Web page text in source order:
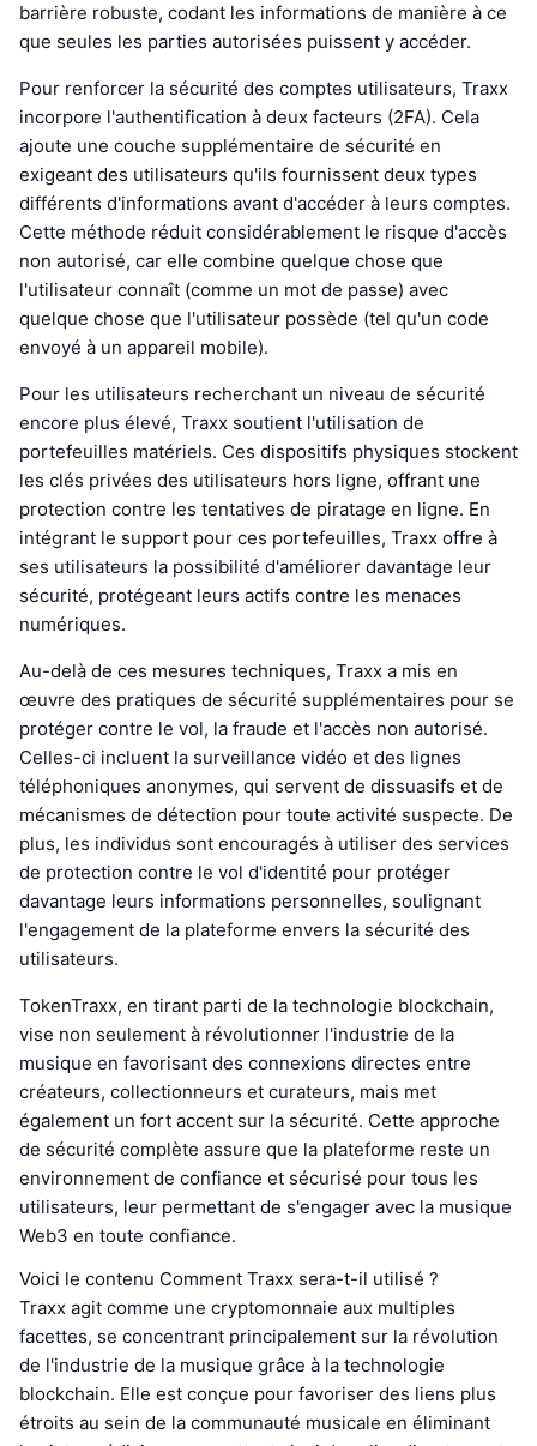
barrière robuste, codant les informations de manière à ce
que seules les parties autorisées puissent y accéder.
Pour renforcer la sécurité des comptes utilisateurs, Traxx
incorpore l'authentification à deux facteurs (2FA). Cela
ajoute une couche supplémentaire de sécurité en
exigeant des utilisateurs qu'ils fournissent deux types
différents d'informations avant d'accéder à leurs comptes.
Cette méthode réduit considérablement le risque d'accès
non autorisé, car elle combine quelque chose que
l'utilisateur connaît (comme un mot de passe) avec
quelque chose que l'utilisateur possède (tel qu'un code
envoyé à un appareil mobile).
Pour les utilisateurs recherchant un niveau de sécurité
encore plus élevé, Traxx soutient l'utilisation de
portefeuilles matériels. Ces dispositifs physiques stockent
les clés privées des utilisateurs hors ligne, offrant une
protection contre les tentatives de piratage en ligne. En
intégrant le support pour ces portefeuilles, Traxx offre à
ses utilisateurs la possibilité d'améliorer davantage leur
sécurité, protégeant leurs actifs contre les menaces
numériques.
Au-delà de ces mesures techniques, Traxx a mis en
œuvre des pratiques de sécurité supplémentaires pour se
protéger contre le vol, la fraude et l'accès non autorisé.
Celles-ci incluent la surveillance vidéo et des lignes
téléphoniques anonymes, qui servent de dissuasifs et de
mécanismes de détection pour toute activité suspecte. De
plus, les individus sont encouragés à utiliser des services
de protection contre le vol d'identité pour protéger
davantage leurs informations personnelles, soulignant
l'engagement de la plateforme envers la sécurité des
utilisateurs.
TokenTraxx, en tirant parti de la technologie blockchain,
vise non seulement à révolutionner l'industrie de la
musique en favorisant des connexions directes entre
créateurs, collectionneurs et curateurs, mais met
également un fort accent sur la sécurité. Cette approche
de sécurité complète assure que la plateforme reste un
environnement de confiance et sécurisé pour tous les
utilisateurs, leur permettant de s'engager avec la musique
Web3 en toute confiance.
Voici le contenu Comment Traxx sera-t-il utilisé ?
Traxx agit comme une cryptomonnaie aux multiples
facettes, se concentrant principalement sur la révolution
de l'industrie de la musique grâce à la technologie
blockchain. Elle est conçue pour favoriser des liens plus
étroits au sein de la communauté musicale en éliminant